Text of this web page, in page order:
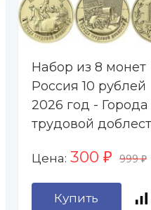
Набор из 8 монет
Россия 10 рублей
2026 год - Города
трудовой
Уральский, Киров,
Коломна,
Комсомольск-на-
Цена: 300 ₽ 999₽
Купить